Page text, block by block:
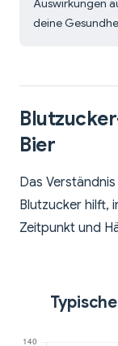
Auswirkungen
deine
Bier
Das
Blutzucker hilft,
Zeitpunkt und